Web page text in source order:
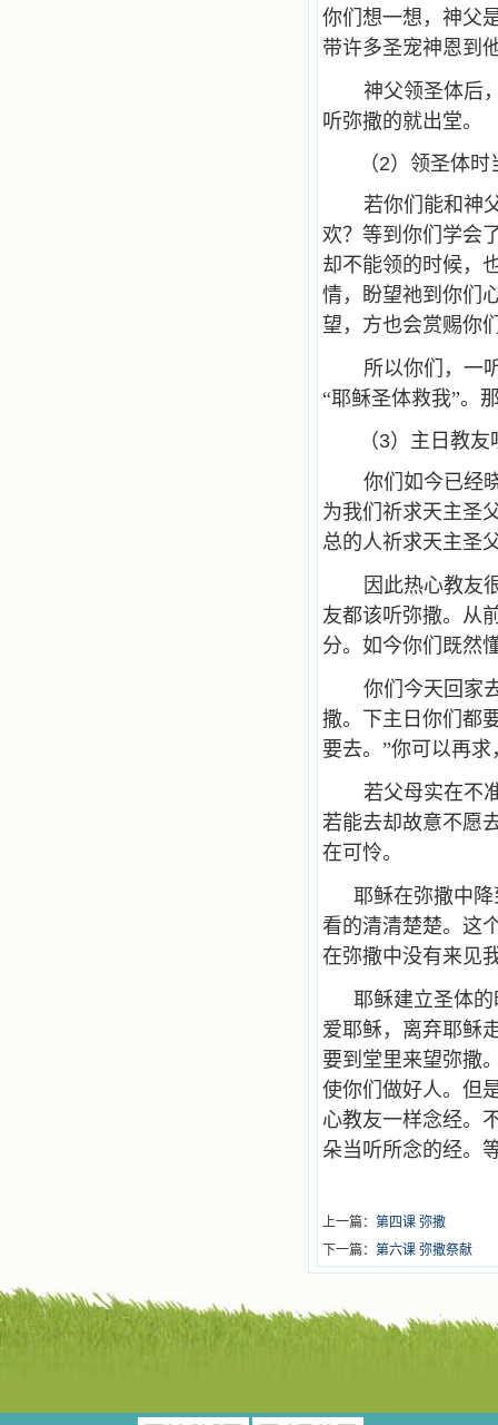
你们想一想，神父
带许多圣宠神恩到
神父领圣体后
听弥撒的就出堂。
（2）领圣体
若你们能和神
欢？等到你们学会
却不能领的时候，
情，盼望祂到你们
望，方也会赏赐你
所以你们，一
“耶稣圣体救我”。
（3）主日教
你们如今已经
为我们祈求天主圣
总的人祈求天主圣
因此热心教友
友都该听弥撒。从
分。如今你们既然
你们今天回家
撒。下主日你们都
要去。”你可以再
若父母实在不
若能去却故意不愿
在可怜。
耶稣在弥撒中
看的清清楚楚。这
在弥撒中没有来见
耶稣建立圣体
爱耶稣，离弃耶稣
要到堂里来望弥撒
使你们做好人。但
心教友一样念经。
朵当听所念的经。
上一篇： 第四课 弥撒
下一篇： 第六课 弥撒祭献